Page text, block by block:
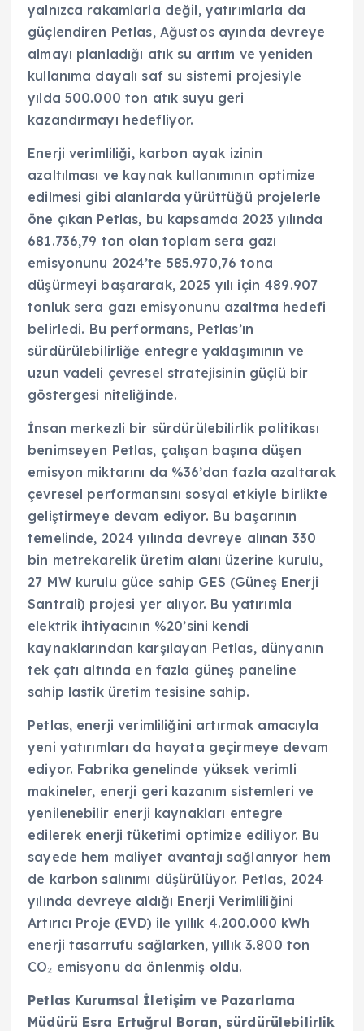
yalnızca rakamlarla değil, yatırımlarla da
güçlendiren Petlas, Ağustos ayında devreye
almayı planladığı atık su arıtım ve yeniden
kullanıma dayalı saf su sistemi projesiyle
yılda 500.000 ton atık suyu geri
kazandırmayı hedefliyor.
Enerji verimliliği, karbon ayak izinin
azaltılması ve kaynak kullanımının optimize
edilmesi gibi alanlarda yürüttüğü projelerle
öne çıkan Petlas, bu kapsamda 2023 yılında
681.736,79 ton olan toplam sera gazı
emisyonunu 2024’te 585.970,76 tona
düşürmeyi başararak, 2025 yılı için 489.907
tonluk sera gazı emisyonunu azaltma hedefi
belirledi. Bu performans, Petlas’ın
sürdürülebilirliğe entegre yaklaşımının ve
uzun vadeli çevresel stratejisinin güçlü bir
göstergesi niteliğinde.
İnsan merkezli bir sürdürülebilirlik politikası
benimseyen Petlas, çalışan başına düşen
emisyon miktarını da %36’dan fazla azaltarak
çevresel performansını sosyal etkiyle birlikte
geliştirmeye devam ediyor. Bu başarının
temelinde, 2024 yılında devreye alınan 330
bin metrekarelik üretim alanı üzerine kurulu,
27 MW kurulu güce sahip GES (Güneş Enerji
Santrali) projesi yer alıyor. Bu yatırımla
elektrik ihtiyacının %20’sini kendi
kaynaklarından karşılayan Petlas, dünyanın
tek çatı altında en fazla güneş paneline
sahip lastik üretim tesisine sahip.
Petlas, enerji verimliliğini artırmak amacıyla
yeni yatırımları da hayata geçirmeye devam
ediyor. Fabrika genelinde yüksek verimli
makineler, enerji geri kazanım sistemleri ve
yenilenebilir enerji kaynakları entegre
edilerek enerji tüketimi optimize ediliyor. Bu
sayede hem maliyet avantajı sağlanıyor hem
de karbon salınımı düşürülüyor. Petlas, 2024
yılında devreye aldığı Enerji Verimliliğini
Artırıcı Proje (EVD) ile yıllık 4.200.000 kWh
enerji tasarrufu sağlarken, yıllık 3.800 ton
CO₂ emisyonu da önlenmiş oldu.
Petlas Kurumsal İletişim ve Pazarlama
Müdürü Esra Ertuğrul Boran, sürdürülebilirlik